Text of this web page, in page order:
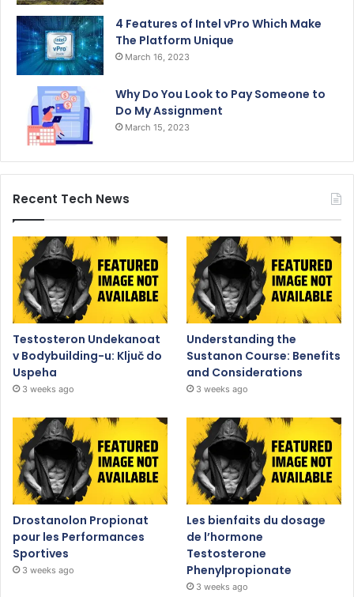
4 Features of Intel vPro Which Make
The Platform Unique
March 16, 2023
Why Do You Look to Pay Someone to
Do My Assignment
March 15, 2023
Recent Tech News
Testosteron Undekanoat
v Bodybuilding-u: Ključ do
Uspeha
3 weeks ago
Understanding the
Sustanon Course: Benefits
and Considerations
3 weeks ago
Drostanolon Propionat
pour les Performances
Sportives
3 weeks ago
Les bienfaits du dosage
de l’hormone
Testosterone
Phenylpropionate
3 weeks ago